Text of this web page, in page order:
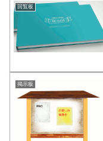
回覧板
掲示板